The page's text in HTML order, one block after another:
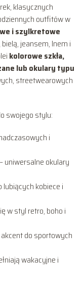
klasycznych
outfitów w
i szylkretowe
jeansem, lnem i
kolorowe szkła,
lub okulary typu
streetwearowych
swojego stylu:
i
– uniwersalne okulary
kobiece i
w styl retro, boho i
do sportowych
wakacyjne i